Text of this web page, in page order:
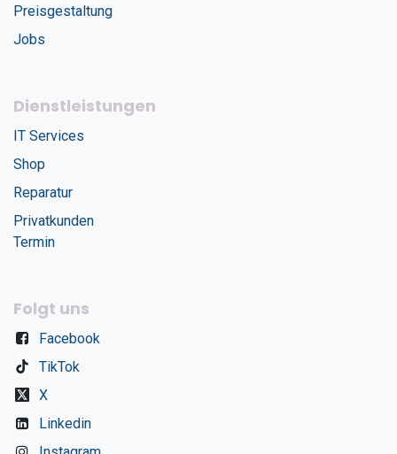
Preisgestaltung
Jobs
Dienstleistungen
IT Services
Shop
Reparatur
Privatkunden
Termin
Folgt uns
Facebook
TikTok
X
Linkedin